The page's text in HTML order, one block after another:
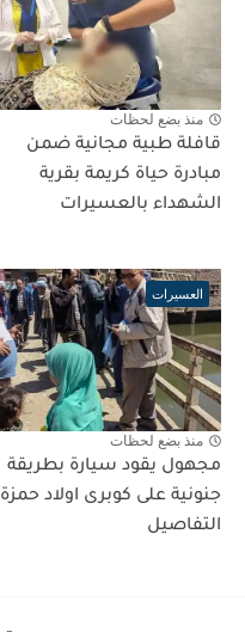
منذ بضع لحظات
قافلة طبية مجانية ضمن
مبادرة حياة كريمة بقرية
الشهداء بالعسيرات
العسيرات
منذ بضع لحظات
مجهول يقود سيارة بطريقة
جنونية على كوبرى اولاد حمزة
التفاصيل